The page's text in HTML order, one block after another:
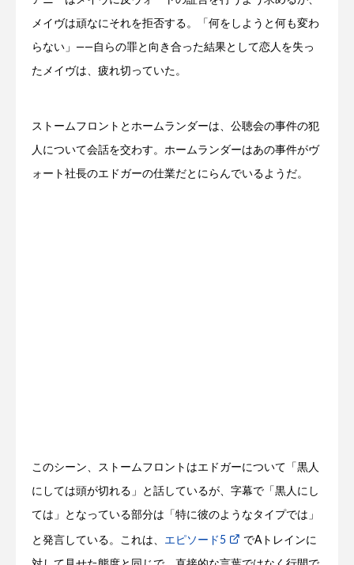
メイヴは頑なにそれを拒否する。「何をしようと何も変わ
らない」——自らの罪と向き合った結果として恋人を失っ
たメイヴは、疲れ切っていた。
ストームフロントとホームランダーは、公聴会の事件の犯
人について会話を交わす。ホームランダーはあの事件がヴ
ォート社長のエドガーの仕業だとにらんでいるようだ。
このシーン、ストームフロントはエドガーについて「黒人
にしては頭が切れる」と話しているが、字幕で「黒人にし
ては」となっている部分は「特に彼のようなタイプでは」
と発言している。これは、 エピソード5 でAトレインに